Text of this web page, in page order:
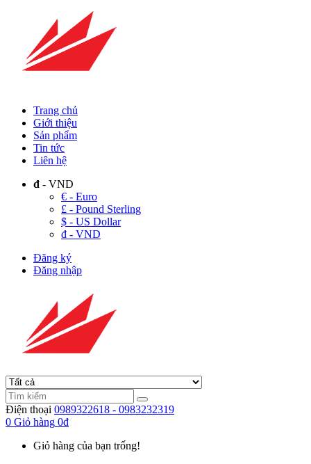
Trang chủ
Giới thiệu
Sản phẩm
Tin tức
Liên hệ
đ - VND
€ - Euro
£ - Pound Sterling
$ - US Dollar
đ - VND
Đăng ký
Đăng nhập
Điện thoại 0989322618 - 0983232319
0 Giỏ hàng 0đ
Giỏ hàng của bạn trống!